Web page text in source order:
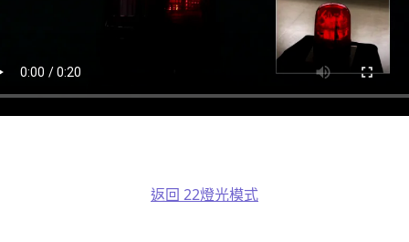
返回 22燈光模式